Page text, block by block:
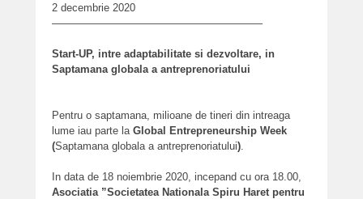
2 decembrie 2020
————————————————————
Start-UP, intre adaptabilitate si dezvoltare, in
Saptamana globala a antreprenoriatului
Pentru o saptamana, milioane de tineri din intreaga
lume iau parte la Global Entrepreneurship Week
(Saptamana globala a antreprenoriatului)
In data de 18 noiembrie 2020, incepand cu ora 18.00,
Asociatia ”Societatea Nationala Spiru Haret pentru